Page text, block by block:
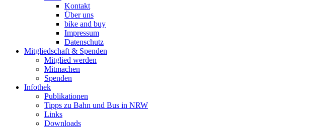
Kontakt
Über uns
bike and buy
Impressum
Datenschutz
Mitgliedschaft & Spenden
Mitglied werden
Mitmachen
Spenden
Infothek
Publikationen
Tipps zu Bahn und Bus in NRW
Links
Downloads